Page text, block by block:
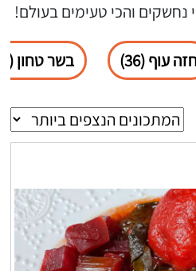
נחשקים והכי טעימים בעולם!
עוף (36) בשר טחון (34)